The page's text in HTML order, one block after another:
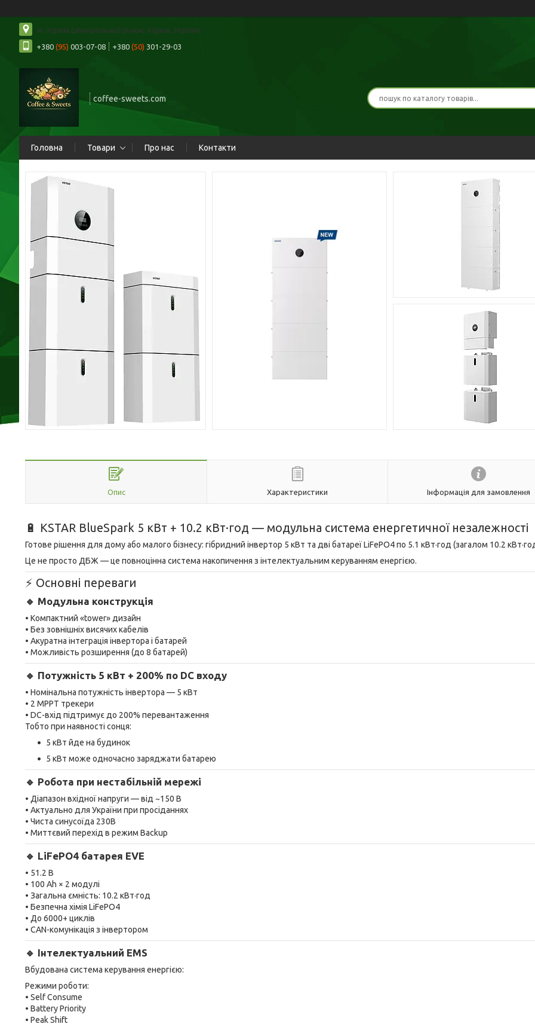
м. Харків Центральний ринок, Харків, Україна
+380 (95) 003-07-08 +380 (50) 301-29-03
coffee-sweets.com
Головна Товари Про нас Контакти
Опис Характеристики Інформація для замовлення
🔋 KSTAR BlueSpark 5 кВт + 10.2 кВт·год — модульна система енергетичної незалежності
Готове рішення для дому або малого бізнесу: гібридний інвертор 5 кВт та дві батареї LiFePO4 по 5.1 кВт·год (загалом 10.2
Це не просто ДБЖ — це повноцінна система накопичення з інтелектуальним керуванням енергією.
⚡ Основні переваги
🔹 Модульна конструкція
• Компактний «tower» дизайн
• Без зовнішніх висячих кабелів
• Акуратна інтеграція інвертора і батарей
• Можливість розширення (до 8 батарей)
🔹 Потужність 5 кВт + 200% по DC входу
• Номінальна потужність інвертора — 5 кВт
• 2 MPPT трекери
• DC-вхід підтримує до 200% перевантаження
Тобто при наявності сонця:
5 кВт йде на будинок
5 кВт може одночасно заряджати батарею
🔹 Робота при нестабільній мережі
• Діапазон вхідної напруги — від ~150 В
• Актуально для України при просіданнях
• Чиста синусоїда 230В
• Миттєвий перехід в режим Backup
🔹 LiFePO4 батарея EVE
• 51.2 В
• 100 Ah × 2 модулі
• Загальна ємність: 10.2 кВт·год
• Безпечна хімія LiFePO4
• До 6000+ циклів
• CAN-комунікація з інвертором
🔹 Інтелектуальний EMS
Вбудована система керування енергією:
Режими роботи:
• Self Consume
• Battery Priority
• Peak Shift